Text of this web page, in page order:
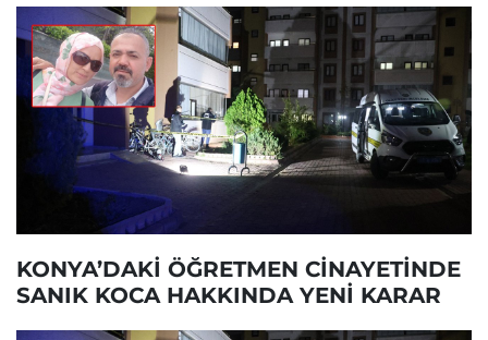
KONYA’DAKİ ÖĞRETMEN CİNAYETİNDE
SANIK KOCA HAKKINDA YENİ KARAR